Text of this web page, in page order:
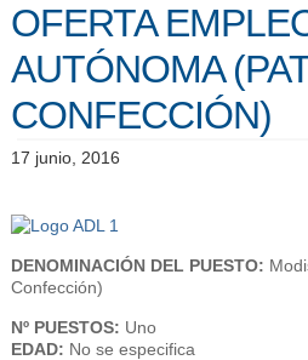
OFERTA
AUTÓNOMA
CONFECCIÓN)
17 junio, 2016
DENOMINACIÓN DEL PUESTO:
Confección)
Nº PUESTOS: Uno
EDAD: No se especifica